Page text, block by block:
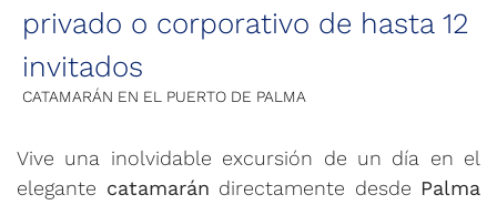
privado o corporativo de hasta 12
invitados
CATAMARÁN EN EL PUERTO DE PALMA
Vive una inolvidable excursión de un día en el
elegante catamarán directamente desde Palma